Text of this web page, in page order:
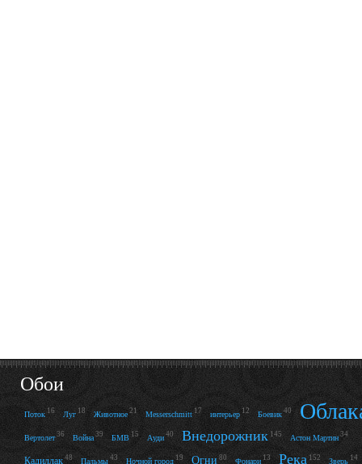
Обои
Поток 16 Луг 18 Животное 21 Messerschmitt 17 интерьер 12 Боевик 40
Вертолет 36 Война 39 БМВ 15 Ауди 40 Внедорожник 145 Астон Мартин 34
Кадиллак 48 Пальмы 43 Ночной город 19 Огни 80 Фонари 13 Река 152 Зверь 14